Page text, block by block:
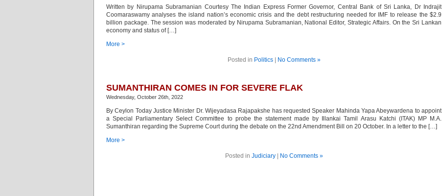
Written by Nirupama Subramanian Courtesy The Indian Express Former Governor, Central Bank of Sri Lanka, Dr Indrajit
Coomaraswamy analyses the island nation’s economic crisis and the debt restructuring needed for IMF to release the $2.9
billion package. The session was moderated by Nirupama Subramanian, National Editor, Strategic Affairs. On the Sri Lankan
economy and status of […]
More >
Posted in Politics| No Comments »
SUMANTHIRAN COMES IN FOR SEVERE FLAK
Wednesday, October 26th, 2022
By Ceylon Today Justice Minister Dr. Wijeyadasa Rajapakshe has requested Speaker Mahinda Yapa Abeywardena to appoint
a Special Parliamentary Select Committee to probe the statement made by Illankai Tamil Arasu Katchi (ITAK) MP M.A.
Sumanthiran regarding the Supreme Court during the debate on the 22nd Amendment Bill on 20 October. In a letter to the […]
More >
Posted in Judiciary| No Comments »